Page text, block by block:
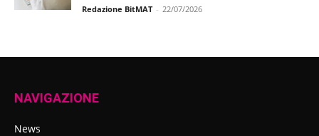
Redazione BitMAT - 22/07/2026
NAVIGAZIONE
News